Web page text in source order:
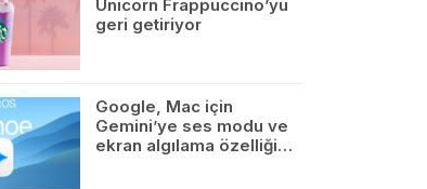
Unicorn Frappuccino’yu
geri getiriyor
Google, Mac için
Gemini’ye ses modu ve
ekran algılama özelliği…